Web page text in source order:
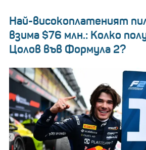
Най-високоплатеният
взима $76 млн.: Колко
Цолов във Формула 2?